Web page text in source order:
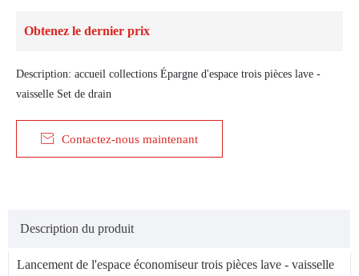
Obtenez le dernier prix
Description: accueil collections Épargne d'espace trois pièces lave -
vaisselle Set de drain
 Contactez-nous maintenant
Description du produit
Lancement de l'espace économiseur trois pièces lave - vaisselle